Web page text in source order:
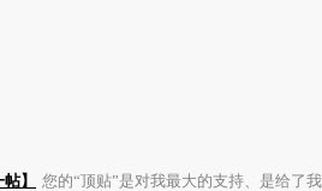
】 您的“顶贴”是对我最大的支持、是给了